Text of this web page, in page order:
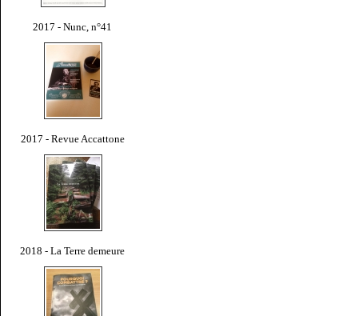
2017 - Nunc, n°41
2017 - Revue Accattone
2018 - La Terre demeure